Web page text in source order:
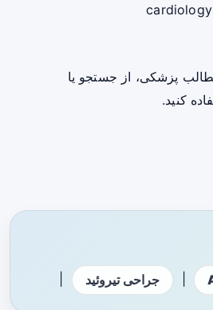
cardiology
پزشکی، از جستجو یا
کنید.
جراحی تیروئید